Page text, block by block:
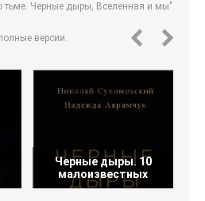
тьме. Черные дыры, Вселенная и мы"
версии.
Черные дыры. 10
малоизвестных